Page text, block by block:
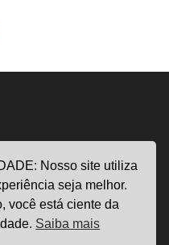
Nosso site utiliza
seja melhor.
você está ciente da
Saiba mais